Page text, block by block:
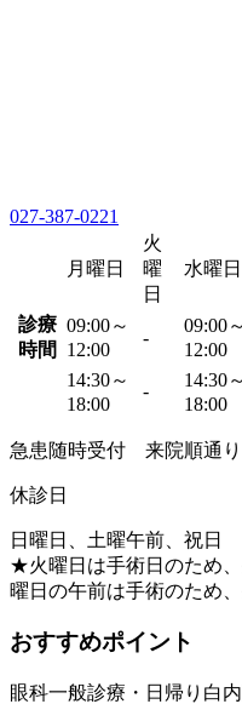
027-387-0221
月曜日
火
曜
日
水曜日
診療
時間
09:00～
12:00
-
09:00～
12:00
14:30～
18:00
-
14:30～
18:00
急患随時受付 来院順通り
休診日
日曜日、土曜午前、祝日
★火曜日は手術日のため
曜日の午前は手術のため
おすすめポイント
眼科一般診療・日帰り白